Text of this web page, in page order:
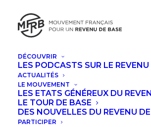
DÉCOUVRIR
LES PODCASTS SUR LE REVENU
ACTUALITÉS
LE MOUVEMENT
LES ETATS GÉNÉREUX DU
LE TOUR DE BASE
DES NOUVELLES DU REVENU
PARTICIPER